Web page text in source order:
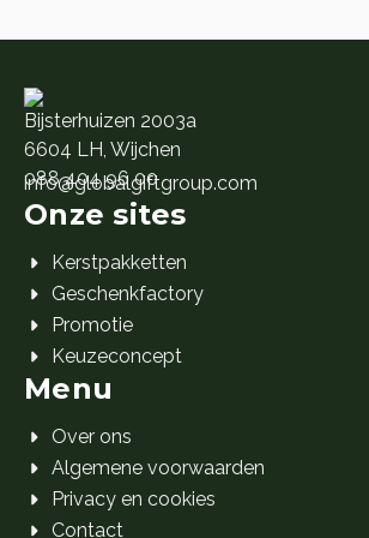
Bijsterhuizen 2003a
6604 LH, Wijchen
088 404 96 00
info@globalgiftgroup.com
Onze sites
Kerstpakketten
Geschenkfactory
Promotie
Keuzeconcept
Menu
Over ons
Algemene voorwaarden
Privacy en cookies
Contact